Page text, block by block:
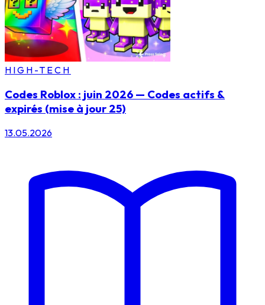
HIGH-TECH
Codes Roblox : juin 2026 — Codes actifs &
expirés (mise à jour 25)
13.05.2026